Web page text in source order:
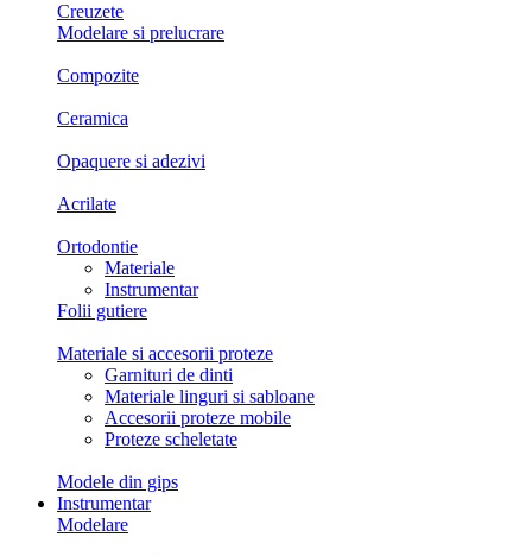
Creuzete
Modelare si prelucrare
Compozite
Ceramica
Opaquere si adezivi
Acrilate
Ortodontie
Materiale
Instrumentar
Folii gutiere
Materiale si accesorii proteze
Garnituri de dinti
Materiale linguri si sabloane
Accesorii proteze mobile
Proteze scheletate
Modele din gips
Instrumentar
Modelare